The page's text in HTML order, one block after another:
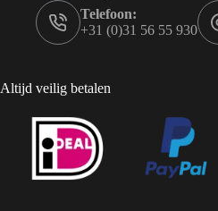
Telefoon:
+31 (0)31 56 55 930
Altijd veilig betalen